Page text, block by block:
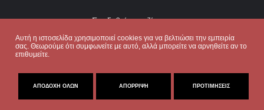
Αυτή η ιστοσελίδα χρησιμοποιεί cookies για να βελτιώσει την εμπειρία
σας. Θεωρούμε ότι συμφωνείτε με αυτό, αλλά μπορείτε να αρνηθείτε αν το
επιθυμείτε.
ΑΠΟΔΟΧΉ ΌΛΩΝ ΑΠΌΡΡΙΨΗ ΠΡΟΤΙΜΉΣΕΙΣ
Συνδεθείτε μαζί μας: